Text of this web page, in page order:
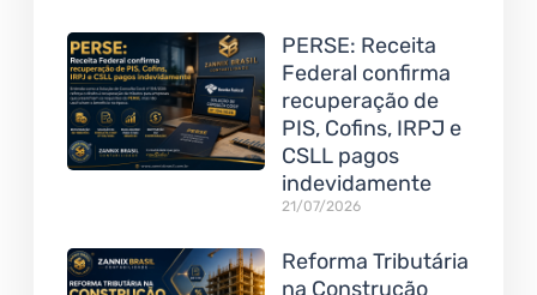
PERSE: Receita
Federal confirma
recuperação de
PIS, Cofins, IRPJ e
CSLL pagos
indevidamente
21/07/2026
Reforma Tributária
na Construção